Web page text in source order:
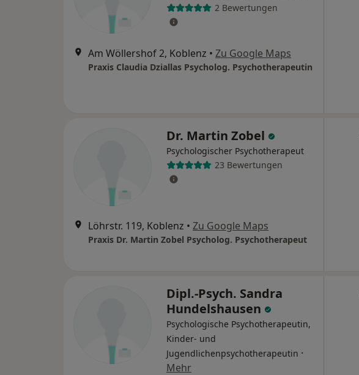
2 Bewertungen
Am Wöllershof 2, Koblenz • Zu Google Maps
Praxis Claudia Dziallas Psycholog. Psychotherapeutin
Dr. Martin Zobel
Psychologischer Psychotherapeut
23 Bewertungen
Löhrstr. 119, Koblenz • Zu Google Maps
Praxis Dr. Martin Zobel Psycholog. Psychotherapeut
Dipl.-Psych. Sandra
Hundelshausen
Psychologische Psychotherapeutin,
Kinder- und
Jugendlichenpsychotherapeutin ·
Mehr